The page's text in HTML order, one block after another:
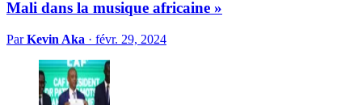
Mali dans la musique africaine »
ParKevin Aka · févr. 29, 2024